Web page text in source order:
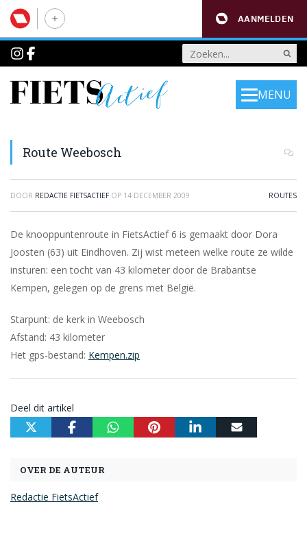
AANMELDEN
MENU
Route Weebosch
DOOR REDACTIE FIETSACTIEF OP 14 DECEMBER 2009 ROUTES
De knooppuntenroute in FietsActief 6 is gemaakt door Dora
Joosten (63) uit Eindhoven. Zij wist meteen welke route ze wilde
insturen: een tocht van 43 kilometer door de Brabantse
Kempen, gelegen op de grens met België.
Starpunt: de kerk in Weebosch
Afstand: 43 kilometer
Het gps-bestand: Kempen.zip
Deel dit artikel
OVER DE AUTEUR
Redactie FietsActief